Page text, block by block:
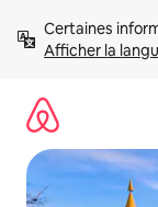
directement
Afficher la